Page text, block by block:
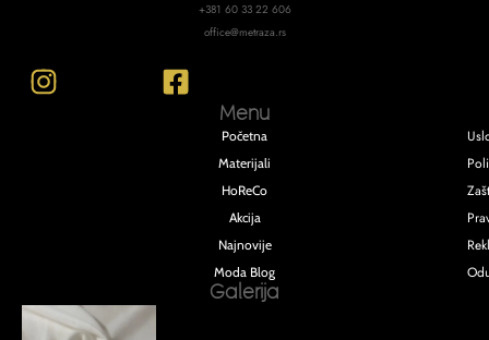
+381 60 33 22 606
office@metraza.rs
Menu
Početna
Materijali
HoReCo
Akcija
Najnovije
Moda Blog
Galerija